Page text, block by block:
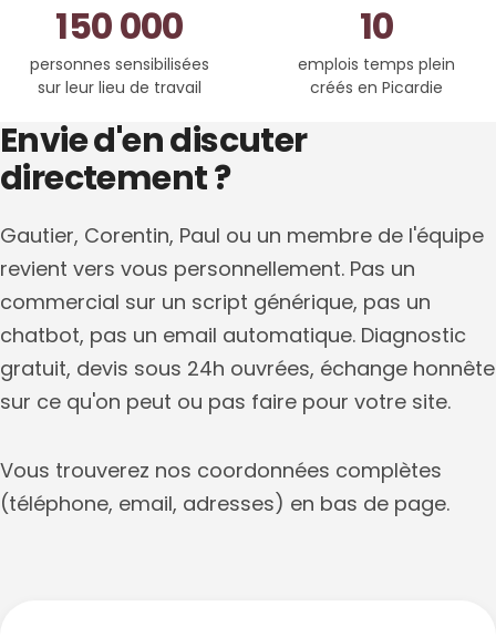
150 000
personnes sensibilisées
sur leur lieu de travail
10
emplois temps plein
créés en Picardie
Envie d'en discuter
directement ?
Gautier, Corentin, Paul ou un membre de l'équipe
revient vers vous personnellement. Pas un
commercial sur un script générique, pas un
chatbot, pas un email automatique. Diagnostic
gratuit, devis sous 24h ouvrées, échange honnête
sur ce qu'on peut ou pas faire pour votre site.
Vous trouverez nos coordonnées complètes
(téléphone, email, adresses) en bas de page.